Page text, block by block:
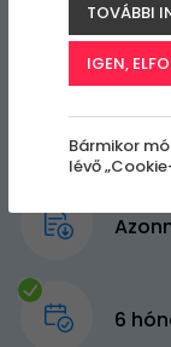
6
TOVÁBBI
IGEN,
Bármikor
lévő